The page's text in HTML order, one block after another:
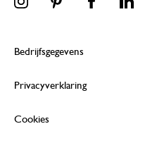
Bedrijfsgegevens
Privacyverklaring
Cookies